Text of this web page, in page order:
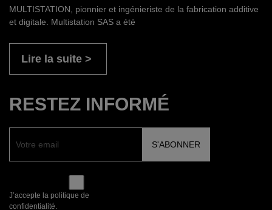
MULTISTATION, pionnier et ingénieriste de la fabrication additive
et digitale. Multistation SAS a été
Lire la suite
RESTEZ INFORMÉ
J’accepte la politique de
confidentialité.